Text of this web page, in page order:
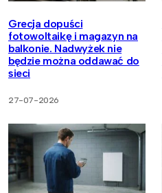
Grecja dopuści
fotowoltaikę i magazyn na
balkonie. Nadwyżek nie
będzie można oddawać do
sieci
27-07-2026